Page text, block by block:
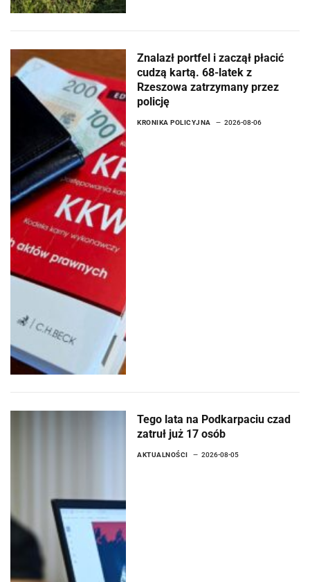
Znalazł portfel i zaczął płacić
cudzą kartą. 68-latek z
Rzeszowa zatrzymany przez
policję
KRONIKA POLICYJNA 2026-08-06
Tego lata na Podkarpaciu czad
zatruł już 17 osób
AKTUALNOŚCI 2026-08-05